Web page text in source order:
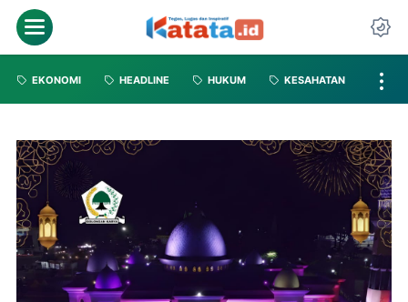
EKONOMI HEADLINE HUKUM KESAHATAN